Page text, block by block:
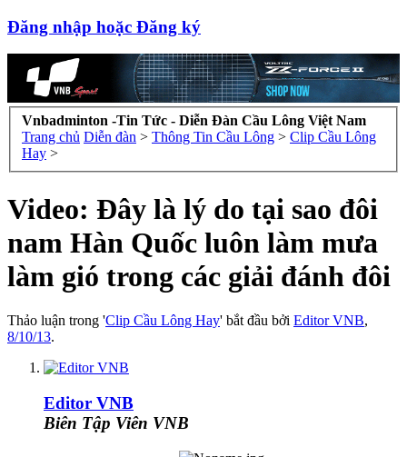
Đăng nhập hoặc Đăng ký
Vnbadminton -Tin Tức - Diễn Đàn Cầu Lông Việt Nam
Trang chủ Diễn đàn > Thông Tin Cầu Lông > Clip Cầu Lông
Hay >
Video: Đây là lý do tại sao đôi
nam Hàn Quốc luôn làm mưa
làm gió trong các giải đánh đôi
Thảo luận trong 'Clip Cầu Lông Hay' bắt đầu bởi Editor VNB,
8/10/13.
Editor VNB
Biên Tập Viên VNB